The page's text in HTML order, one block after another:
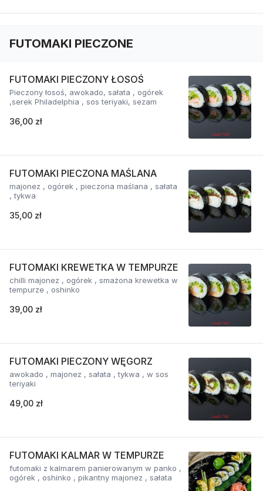
FUTOMAKI PIECZONE
FUTOMAKI PIECZONY ŁOSOŚ
Pieczony łosoś, awokado, sałata , ogórek
,serek Philadelphia , sos teriyaki, sezam
36,00 zł
FUTOMAKI PIECZONA MAŚLANA
majonez , ogórek , pieczona maślana , sałata
, tykwa
35,00 zł
FUTOMAKI KREWETKA W TEMPURZE
chilli majonez , ogórek , smażona krewetka w
tempurze , oshinko
39,00 zł
FUTOMAKI PIECZONY WĘGORZ
awokado , majonez , sałata , tykwa , w sos
teriyaki
49,00 zł
FUTOMAKI KALMAR W TEMPURZE
futomaki z kalmarem panierowanym w panko ,
ogórek , oshinko , pikantny majonez , sałata